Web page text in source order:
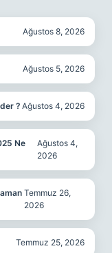
Ağustos 8, 2026
Ağustos 5, 2026
? Ağustos 4, 2026
Ne
Ağustos 4,
2026
Temmuz 26,
2026
Temmuz 25, 2026